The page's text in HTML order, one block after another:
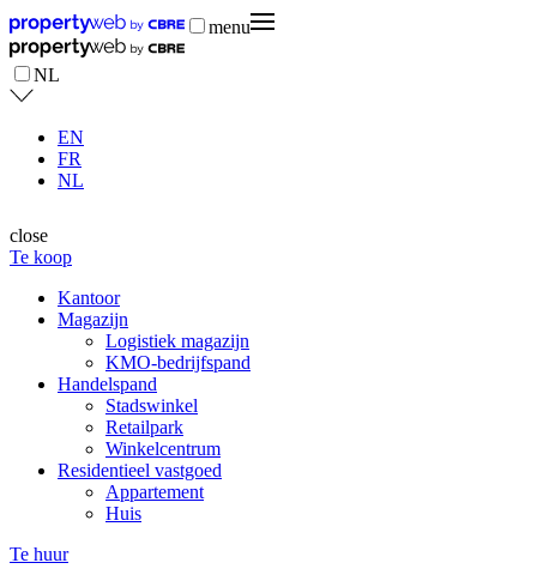
menu
NL
EN
FR
NL
close
Te koop
Kantoor
Magazijn
Logistiek magazijn
KMO-bedrijfspand
Handelspand
Stadswinkel
Retailpark
Winkelcentrum
Residentieel vastgoed
Appartement
Huis
Te huur